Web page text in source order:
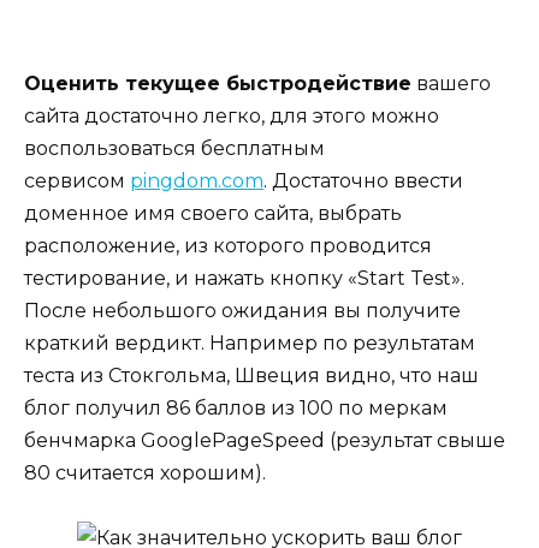
Оценить текущее быстродействие вашего
сайта достаточно легко, для этого можно
воспользоваться бесплатным
сервисом pingdom.com. Достаточно ввести
доменное имя своего сайта, выбрать
расположение, из которого проводится
тестирование, и нажать кнопку «Start Test».
После небольшого ожидания вы получите
краткий вердикт. Например по результатам
теста из Стокгольма, Швеция видно, что наш
блог получил 86 баллов из 100 по меркам
бенчмарка GooglePageSpeed (результат свыше
80 считается хорошим).